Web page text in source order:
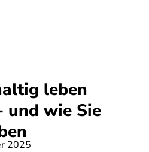
leben
und wie Sie
2025